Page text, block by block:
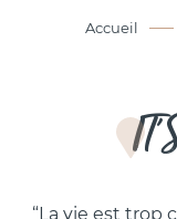
Accueil
“La vie est trop